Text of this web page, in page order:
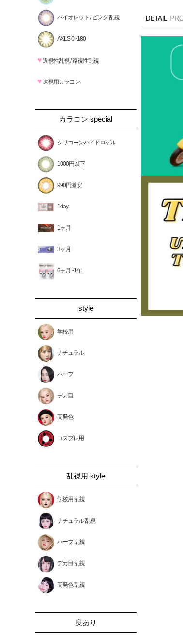
バイオレット / ピンク 乱視
AXLS 0~180
♥近視性乱視 / 遠視性乱視
♥遠視用カラコン
カラコン special
シリコーンハイドロゲル
1000円以下
990円激安
1day
1ヶ月
3ヶ月
6ヶ月~1年
style
学校用
ナチュラル
ハーフ
デカ目
高発色
コスプレ用
乱視用 style
学校用 乱視
ナチュラル 乱視
ハーフ 乱視
デカ目 乱視
高発色 乱視
度あり